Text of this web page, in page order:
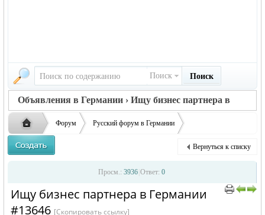
Поиск Поиск
Объявления в Германии › Ищу бизнес партнера в
ГерманииФорум Русский форум в Германии
Объявления в Германии Ищу бизнес партнера в Германии
›
Ищу бизнес партнера в Германии
Вернуться к списку
Просм.: 3936 Ответ: 0
Ищу бизнес партнера в Германии
#13646 [Скопировать ссылку]